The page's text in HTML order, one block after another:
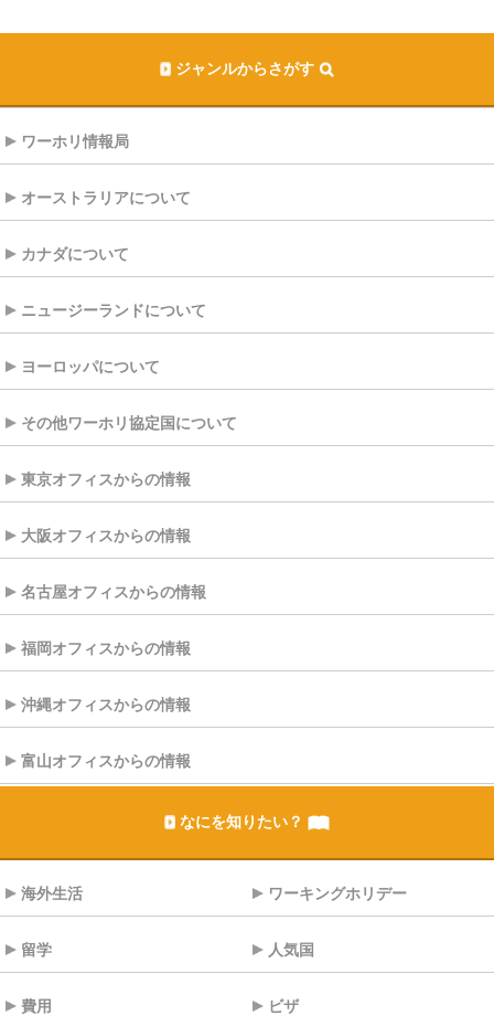
ジャンルからさがす
ワーホリ情報局
オーストラリアについて
カナダについて
ニュージーランドについて
ヨーロッパについて
その他ワーホリ協定国について
東京オフィスからの情報
大阪オフィスからの情報
名古屋オフィスからの情報
福岡オフィスからの情報
沖縄オフィスからの情報
富山オフィスからの情報
なにを知りたい？
海外生活 ワーキングホリデー
留学 人気国
費用 ビザ